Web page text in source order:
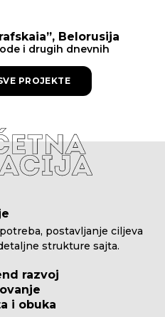
Belorusija
i drugih dnevnih
PROJEKTE
postavljanje ciljeva
strukture sajta.
razvoj
i obuka